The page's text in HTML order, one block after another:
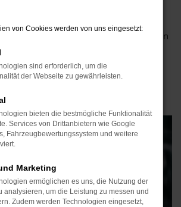
Gefühl einsteigen, das können Sie
Herausragende Automobile verdienen
Den gewährleisten bei uns
VEREINBAREN
von Cookies werden von uns eingesetzt:
sind erforderlich, um die
der Webseite zu gewährleisten.
bieten die bestmögliche Funktionalität
Services von Drittanbietern wie Google
Fahrzeugbewertungssystem und weitere
Marketing
ermöglichen es uns, die Nutzung der
analysieren, um die Leistung zu messen und
Zudem werden Technologien eingesetzt,